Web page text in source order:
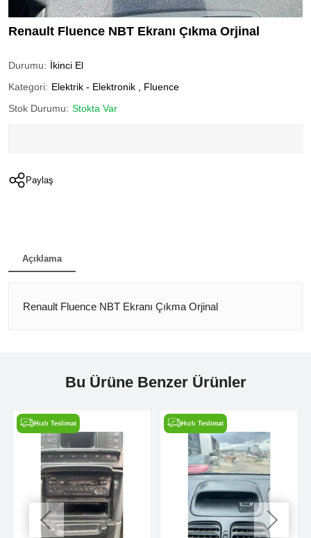
Renault Fluence NBT Ekranı Çıkma Orjinal
Durumu: İkinci El
Kategori: Elektrik - Elektronik
Fluence
Stok Durumu: Stokta Var
Paylaş
Açıklama
Renault Fluence NBT Ekranı Çıkma Orjinal
Bu Ürüne Benzer Ürünler
Hızlı Teslimat Hızlı Teslimat